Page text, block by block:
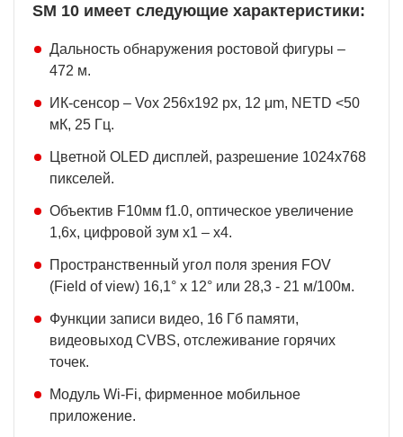
SM 10 имеет следующие характеристики:
Дальность обнаружения ростовой фигуры –
472 м.
ИК-сенсор – Vox 256х192 рх, 12 μm, NETD <50
мК, 25 Гц.
Цветной OLED дисплей, разрешение 1024х768
пикселей.
Объектив F10мм f1.0, оптическое увеличение
1,6х, цифровой зум х1 – х4.
Пространственный угол поля зрения FOV
(Field of view) 16,1° х 12° или 28,3 - 21 м/100м.
Функции записи видео, 16 Гб памяти,
видеовыход CVBS, отслеживание горячих
точек.
Модуль Wi-Fi, фирменное мобильное
приложение.